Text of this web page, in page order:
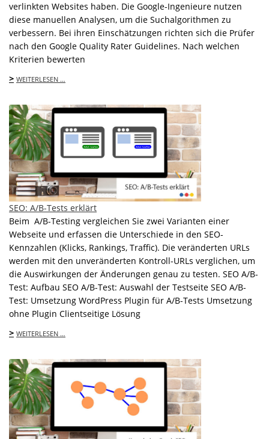
verlinkten Websites haben. Die Google-Ingenieure nutzen
diese manuellen Analysen, um die Suchalgorithmen zu
verbessern. Bei ihren Einschätzungen richten sich die Prüfer
nach den Google Quality Rater Guidelines. Nach welchen
Kriterien bewerten
> WEITERLESEN …
SEO: A/B-Tests erklärt
Beim A/B-Testing vergleichen Sie zwei Varianten einer
Webseite und erfassen die Unterschiede in den SEO-
Kennzahlen (Klicks, Rankings, Traffic). Die veränderten URLs
werden mit den unveränderten Kontroll-URLs verglichen, um
die Auswirkungen der Änderungen genau zu testen. SEO A/B-
Test: Aufbau SEO A/B-Test: Auswahl der Testseite SEO A/B-
Test: Umsetzung WordPress Plugin für A/B-Tests Umsetzung
ohne Plugin Clientseitige Lösung
> WEITERLESEN …